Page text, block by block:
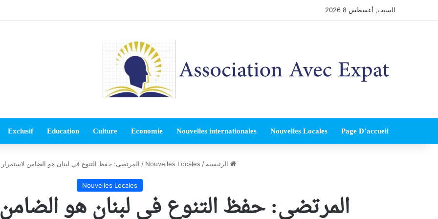
السبت, أغسطس 8 2026
Page D’accueil
Nouvelles Locales
Nouvelles internationales
Economie
Culture
Education
Exclusif
الرئيسية /
Nouvelles Locales
/ المرتضى: حفظ التنوع في لبنان هو الضامن لاستمرار
Nouvelles Locales
المرتضى: حفظ التنوع في لبنان هو الضامن